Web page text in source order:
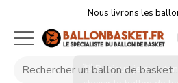
Nous livrons les
👋 Bonjour, je suis